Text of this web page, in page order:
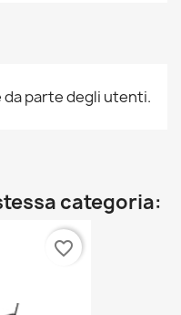
parte degli utenti.
categoria:
favorite_border